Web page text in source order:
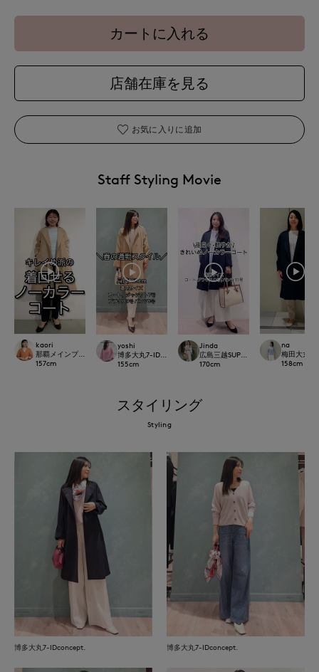
カートに入れる
店舗在庫を見る
お気に入りに追加
Staff Styling Movie
kaori
那覇メインプレイスI.T.'S.international
157cm
yoshi
博多大丸7-IDconcept.
155cm
Jinda
広島三越SUPERIORCLOSET
170cm
na
梅田大丸
158cm
スタイリング
Styling
博多大丸7-IDconcept. 博多大丸7-IDconcept.